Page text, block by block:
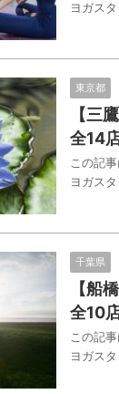
ヨガス
東京都
【三
全14
この記
ヨガス
千葉県
【船
全10
この記
ヨガス